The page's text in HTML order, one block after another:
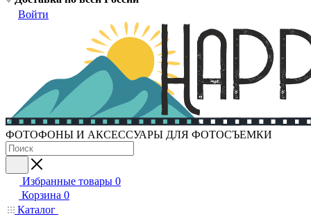
Войти
ФОТОФОНЫ И АКСЕССУАРЫ ДЛЯ ФОТОСЪЕМКИ
Избранные товары 0
Корзина 0
Каталог